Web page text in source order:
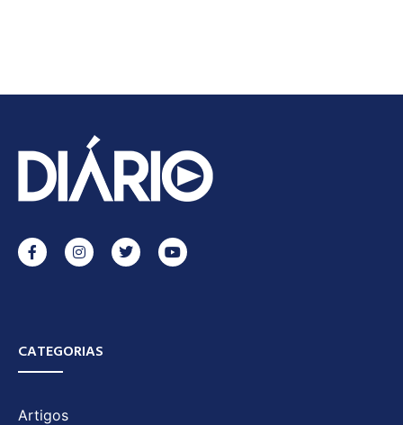
CATEGORIAS
Artigos